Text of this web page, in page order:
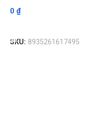
0 ₫
SKU: 8935261617495